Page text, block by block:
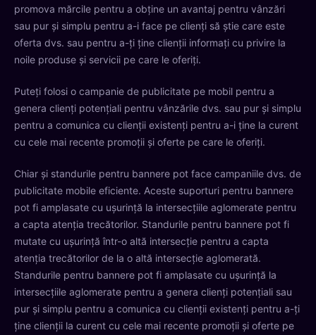
promova mărcile pentru a obține un avantaj pentru vânzări
sau pur și simplu pentru a-i face pe clienți să știe care este
oferta dvs. sau pentru a-ți ține clienții informați cu privire la
noile produse și servicii pe care le oferiți.
Puteți folosi o campanie de publicitate pe mobil pentru a
genera clienți potențiali pentru vânzările dvs. sau pur și simplu
pentru a comunica cu clienții existenți pentru a-i ține la curent
cu cele mai recente promoții și oferte pe care le oferiți.
Chiar și standurile pentru bannere pot face campaniile dvs. de
publicitate mobile eficiente. Aceste suporturi pentru bannere
pot fi amplasate cu ușurință la intersecțiile aglomerate pentru
a capta atenția trecătorilor. Standurile pentru bannere pot fi
mutate cu ușurință într-o altă intersecție pentru a capta
atenția trecătorilor de la o altă intersecție aglomerată.
Standurile pentru bannere pot fi amplasate cu ușurință la
intersecțiile aglomerate pentru a genera clienți potențiali sau
pur și simplu pentru a comunica cu clienții existenți pentru a-ți
ține clienții la curent cu cele mai recente promoții și oferte pe